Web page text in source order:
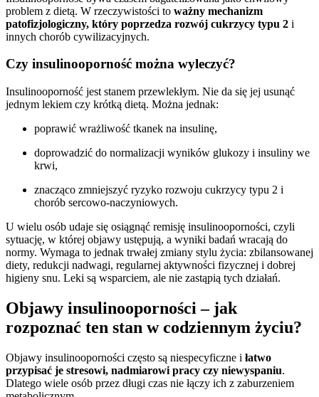
problem z dietą. W rzeczywistości to ważny mechanizm
patofizjologiczny, który poprzedza rozwój cukrzycy typu 2 i
innych chorób cywilizacyjnych.
Czy insulinooporność można wyleczyć?
Insulinooporność jest stanem przewlekłym. Nie da się jej usunąć
jednym lekiem czy krótką dietą. Można jednak:
poprawić wrażliwość tkanek na insulinę,
doprowadzić do normalizacji wyników glukozy i insuliny we
krwi,
znacząco zmniejszyć ryzyko rozwoju cukrzycy typu 2 i
chorób sercowo-naczyniowych.
U wielu osób udaje się osiągnąć remisję insulinooporności, czyli
sytuację, w której objawy ustępują, a wyniki badań wracają do
normy. Wymaga to jednak trwałej zmiany stylu życia: zbilansowanej
diety, redukcji nadwagi, regularnej aktywności fizycznej i dobrej
higieny snu. Leki są wsparciem, ale nie zastąpią tych działań.
Objawy insulinooporności – jak
rozpoznać ten stan w codziennym życiu?
Objawy insulinooporności często są niespecyficzne i łatwo
przypisać je stresowi, nadmiarowi pracy czy niewyspaniu.
Dlatego wiele osób przez długi czas nie łączy ich z zaburzeniem